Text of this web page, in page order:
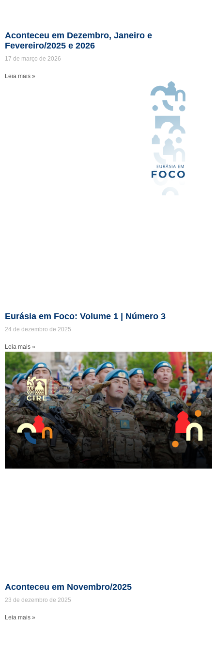
Aconteceu em Dezembro, Janeiro e
Fevereiro/2025 e 2026
17 de março de 2026
Leia mais »
Eurásia em Foco: Volume 1 | Número 3
24 de dezembro de 2025
Leia mais »
Aconteceu em Novembro/2025
23 de dezembro de 2025
Leia mais »